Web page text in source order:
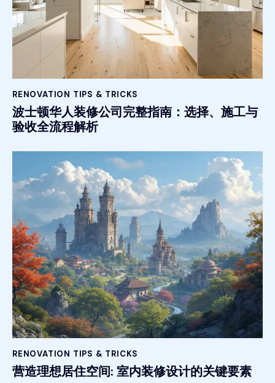
RENOVATION TIPS & TRICKS
波士顿华人装修公司完整指南：选择、施工与
验收全流程解析
RENOVATION TIPS & TRICKS
营造理想居住空间: 室内装修设计的关键要素